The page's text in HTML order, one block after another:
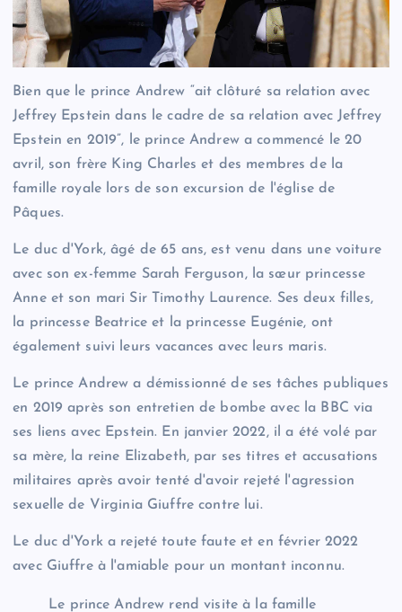
Bien que le prince Andrew “ait clôturé sa relation avec
Jeffrey Epstein dans le cadre de sa relation avec Jeffrey
Epstein en 2019”, le prince Andrew a commencé le 20
avril, son frère King Charles et des membres de la
famille royale lors de son excursion de l'église de
Pâques.
Le duc d'York, âgé de 65 ans, est venu dans une voiture
avec son ex-femme Sarah Ferguson, la sœur princesse
Anne et son mari Sir Timothy Laurence. Ses deux filles,
la princesse Beatrice et la princesse Eugénie, ont
également suivi leurs vacances avec leurs maris.
Le prince Andrew a démissionné de ses tâches publiques
en 2019 après son entretien de bombe avec la BBC via
ses liens avec Epstein. En janvier 2022, il a été volé par
sa mère, la reine Elizabeth, par ses titres et accusations
militaires après avoir tenté d'avoir rejeté l'agression
sexuelle de Virginia Giuffre contre lui.
Le duc d'York a rejeté toute faute et en février 2022
avec Giuffre à l'amiable pour un montant inconnu.
Le prince Andrew rend visite à la famille